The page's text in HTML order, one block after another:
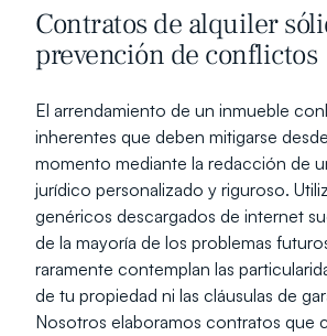
Contratos de alquiler
prevención de conflictos
El arrendamiento de un inmueble
inherentes que deben mitigarse
momento mediante la redacción de
jurídico personalizado y riguroso.
genéricos descargados de internet
de la mayoría de los problemas
raramente contemplan las
de tu propiedad ni las cláusulas de
Nosotros elaboramos contratos que